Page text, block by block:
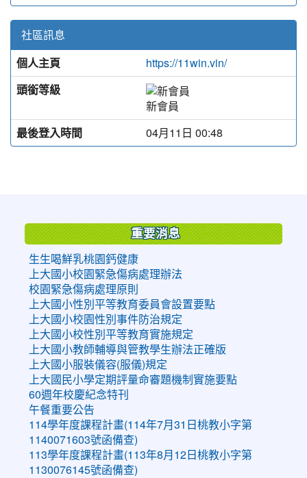
社區訊息
個人主頁
https://11win.vin/
頭銜等級
新會員
最後登入時間
04月11日 00:48
重要消息
生生喝鮮乳桃園鈣健康
上大國小校園緊急傷病處理辦法
校園緊急傷病處理原則
上大國小性別平等教育委員會設置要點
上大國小校園性別事件防治規定
上大國小校性別平等教育實施規定
上大國小教師輔導與管教學生辦法正確版
上大國小服裝儀容(服儀)規定
上大國民小學定期評量命審題機制實施要點
60週年校慶紀念特刊
午餐重要公告
114學年度課程計畫(114年7月31日桃教小字第
1140071603號函備查)
113學年度課程計畫(113年8月12日桃教小字第
1130076145號函備查)